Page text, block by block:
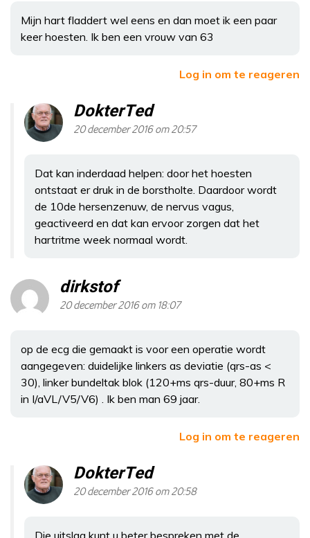
Mijn hart fladdert wel eens en dan moet ik een paar
keer hoesten. Ik ben een vrouw van 63
Log in om te reageren
DokterTed
20 december 2016 om 20:57
Dat kan inderdaad helpen: door het hoesten
ontstaat er druk in de borstholte. Daardoor wordt
de 10de hersenzenuw, de nervus vagus,
geactiveerd en dat kan ervoor zorgen dat het
hartritme week normaal wordt.
dirkstof
20 december 2016 om 18:07
op de ecg die gemaakt is voor een operatie wordt
aangegeven: duidelijke linkers as deviatie (qrs-as <
30), linker bundeltak blok (120+ms qrs-duur, 80+ms R
in I/aVL/V5/V6) . Ik ben man 69 jaar.
Log in om te reageren
DokterTed
20 december 2016 om 20:58
Die uitslag kunt u beter bespreken met de